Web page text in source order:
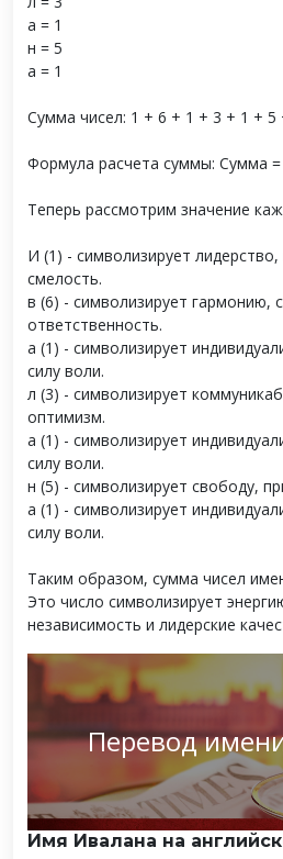
а = 1
н = 5
а = 1
Сумма чисел: 1 + 6 + 1 + 3 + 1 + 5
Формула расчета суммы: Сумма
Теперь рассмотрим значение
И (1) - символизирует
смелость.
в (6) - символизирует гармонию,
ответственность.
а (1) - символизирует
силу воли.
л (3) - символизирует
оптимизм.
а (1) - символизирует
силу воли.
н (5) - символизирует свободу,
а (1) - символизирует
силу воли.
Таким образом, сумма чисел
Это число символизирует
независимость и лидерские
Перевод
Имя Ивалана на